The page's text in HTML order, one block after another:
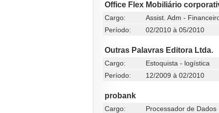
Office Flex Mobiliário
Cargo:
Assist. Adm -
Período:
02/2010 à 05/2010
Outras Palavras Editora Ltda.
Cargo:
Estoquista - logística
Período:
12/2009 à 02/2010
probank
Cargo:
Processador de Dados